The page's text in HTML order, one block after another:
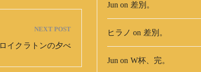
NEXT POST
ロイクラトンの夕べ
Jun on 差別。
ヒラノ on 差別。
Jun on W杯、完。